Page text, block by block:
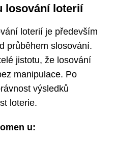
losování loterií
loterií je především
průběhem slosování.
jistotu, že losování
manipulace. Po
výsledků
loterie.
u: